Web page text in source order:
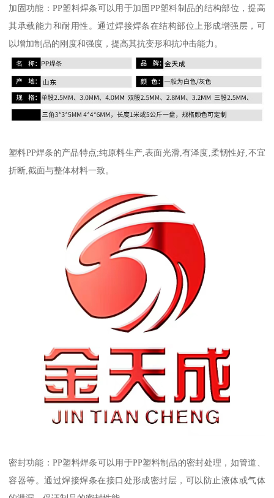
加固功能：PP塑料焊条可以用于加固PP塑料制品的结构部位，提高
其承载能力和耐用性。通过焊接焊条在结构部位上形成增强层，可
以增加制品的刚度和强度，提高其抗变形和抗冲击能力。
塑料PP焊条的产品特点;纯原料生产,表面光滑,有泽度,柔韧性好,不宜
折断,截面与整体材料一致。
密封功能：PP塑料焊条可以用于PP塑料制品的密封处理，如管道、
容器等。通过焊接焊条在接口处形成密封层，可以防止液体或气体